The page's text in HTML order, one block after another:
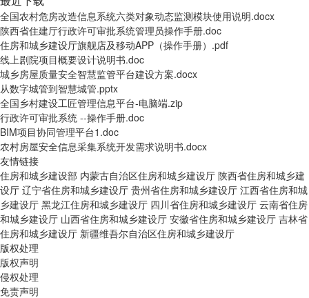
全国农村危房改造信息系统六类对象动态监测模块使用说明.docx
陕西省住建厅行政许可审批系统管理员操作手册.doc
住房和城乡建设厅旗舰店及移动APP（操作手册）.pdf
线上剧院项目概要设计说明书.doc
城乡房屋质量安全智慧监管平台建设方案.docx
从数字城管到智慧城管.pptx
全国乡村建设工匠管理信息平台-电脑端.zip
行政许可审批系统 --操作手册.doc
BIM项目协同管理平台1.doc
农村房屋安全信息采集系统开发需求说明书.docx
友情链接
住房和城乡建设部 内蒙古自治区住房和城乡建设厅 陕西省住房和城乡建
设厅 辽宁省住房和城乡建设厅 贵州省住房和城乡建设厅 江西省住房和城
乡建设厅 黑龙江住房和城乡建设厅 四川省住房和城乡建设厅 云南省住房
和城乡建设厅 山西省住房和城乡建设厅 安徽省住房和城乡建设厅 吉林省
住房和城乡建设厅 新疆维吾尔自治区住房和城乡建设厅
版权处理
版权声明
侵权处理
免责声明